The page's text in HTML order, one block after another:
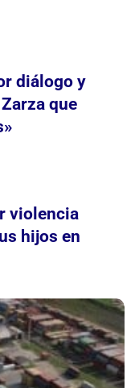
diálogo y
que
violencia
hijos en